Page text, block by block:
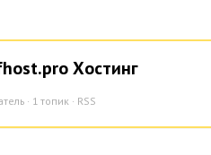
Хостинг
· 1 топик · RSS